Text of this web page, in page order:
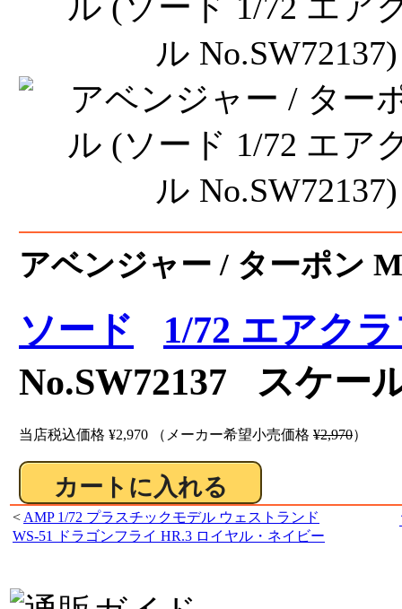
アベンジャー / ターポン
ソード
1/72 エアク
No.SW72137 スケー
当店税込価格 ¥2,970 （メーカー希望小売価格 ¥2,970）
< AMP 1/72 プラスチックモデル ウェストランド
WS-51 ドラゴンフライ HR.3 ロイヤル・ネイビー